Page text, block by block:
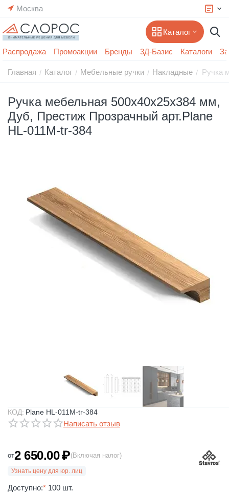
Москва
Каталог
Распродажа Промоакции Бренды 3Д-Базис Каталоги
Главная / Каталог / Мебельные ручки / Накладные / Ручка
Ручка мебельная 500x40x25x384 мм,
Дуб, Престиж Прозрачный арт.Plane
HL-011M-tr-384
КОД: Plane HL-011M-tr-384
Написать отзыв
от2 650.00₽(Включая налог)
Узнать цену для юр. лиц
Доступно:* 100 шт.